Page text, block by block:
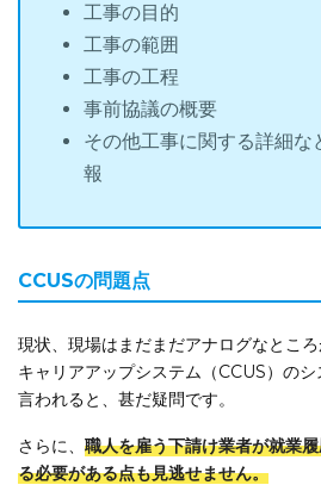
工事の目的
工事の範囲
工事の工程
事前協議の概要
その他工事に関する詳細な
報
CCUSの問題点
現状、現場はまだまだアナログなとこ
キャリアアップシステム（CCUS）の
言われると、甚だ疑問です。
さらに、 職人を雇う下請け業者が就業
る必要がある点も見逃せません。